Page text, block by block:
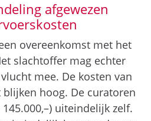
afgewezen
overeenkomst met het
slachtoffer mag echter
mee. De kosten van
hoog. De curatoren
uiteindelijk zelf.